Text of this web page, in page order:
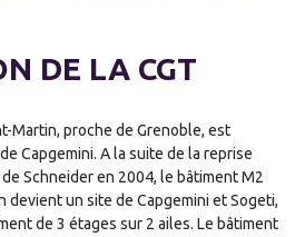
DE LA CGT
Martin, proche de Grenoble, est
Capgemini. A la suite de la reprise
Schneider en 2004, le bâtiment M2
devient un site de Capgemini et Sogeti,
de 3 étages sur 2 ailes. Le bâtiment